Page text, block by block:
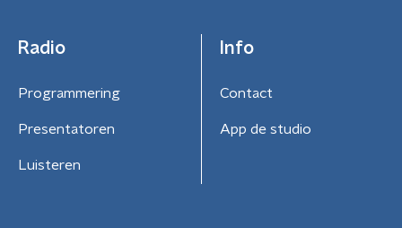
Radio
Programmering
Presentatoren
Luisteren
Info
Contact
App de studio